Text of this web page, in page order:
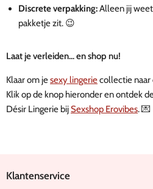
Discrete verpakking:Alleen jij
pakketje zit. 😉
Laat je verleiden... en shop nu!
Klaar om jesexy lingeriecollectie naar
Klik op de knop hieronder en ontdek
Désir Lingerie bijSexshop Erovibes. 💌
Klantenservice